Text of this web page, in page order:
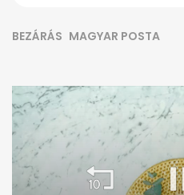
BEZÁRÁS MAGYAR POSTA